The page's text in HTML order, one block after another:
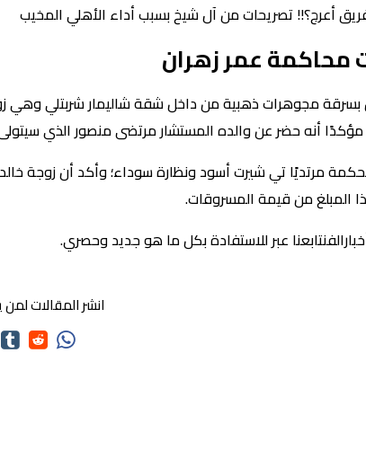
أعرج؟!! تصريحات من آل شيخ بسبب أداء الأهلي المخيب
محاكمة عمر زهران
بسرقة مجوهرات ذهبية من داخل شقة شاليمار شربتلي وهي
أنه حضر عن والده المستشار مرتضى منصور الذي
المبلغ من قيمة المسروقات.
عبر للاستفادة بكل ما هو جديد وحصري.
انشر المقالات لمن